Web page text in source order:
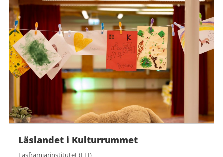
Läslandet i Kulturrummet
Läsfrämjarinstitutet (LFI)